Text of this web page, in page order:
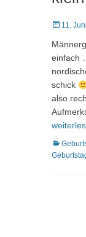
Posted
11.
einfach
schick
also